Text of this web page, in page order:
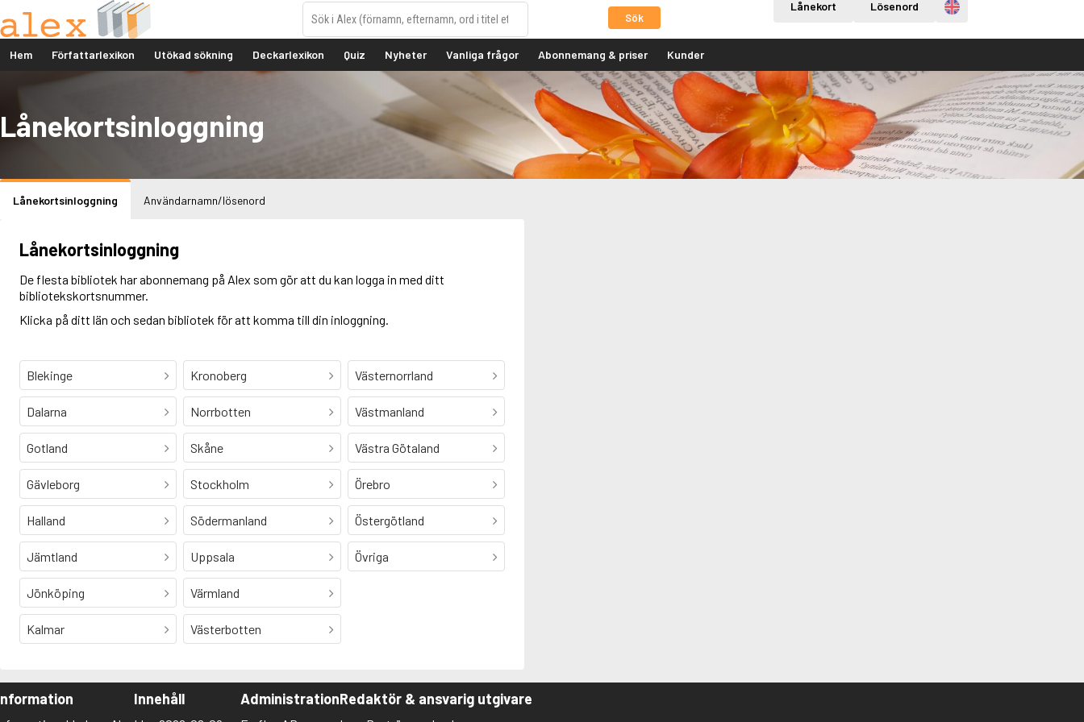
Sök
Lånekort Lösenord Engelska
Hem Författarlexikon Utökad sökning Deckarlexikon Quiz Nyheter Vanliga frågor Abonnemang & priser Kunder
Lånekortsinloggning
Lånekortsinloggning Användarnamn/lösenord
Lånekortsinloggning
De flesta bibliotek har abonnemang på Alex som gör att du kan logga in med ditt
bibliotekskortsnummer.
Klicka på ditt län och sedan bibliotek för att komma till din inloggning.
Blekinge
Dalarna
Gotland
Gävleborg
Halland
Jämtland
Jönköping
Kalmar
Kronoberg
Norrbotten
Skåne
Stockholm
Södermanland
Uppsala
Värmland
Västerbotten
Västernorrland
Västmanland
Västra Götaland
Örebro
Östergötland
Övriga
Innehåll AdministrationRedaktör & ansvarig utgivare